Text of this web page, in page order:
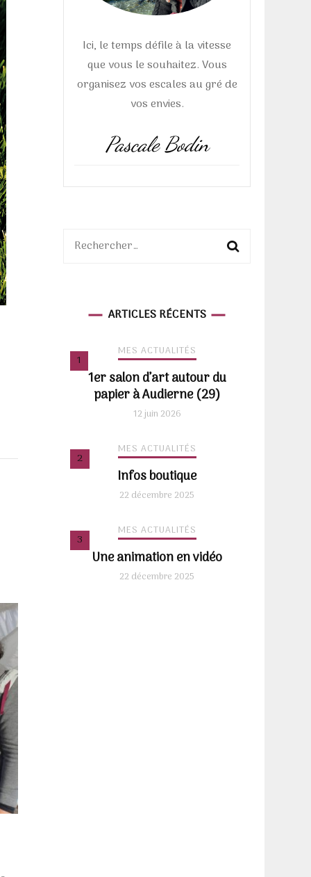
Ici, le temps défile à la vitesse
que vous le souhaitez. Vous
organisez vos escales au gré de
vos envies.
Pascale Bodin
Rechercher :
ARTICLES RÉCENTS
MES ACTUALITÉS
1er salon d’art autour du
papier à Audierne (29)
12 juin 2026
MES ACTUALITÉS
Infos boutique
22 décembre 2025
MES ACTUALITÉS
Une animation en vidéo
22 décembre 2025